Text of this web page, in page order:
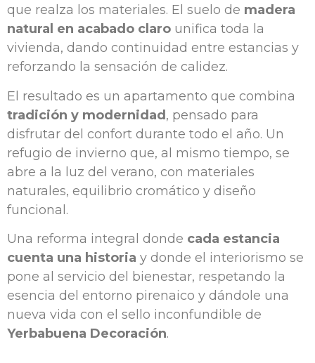
que realza los materiales. El suelo de madera
natural en acabado claro unifica toda la
vivienda, dando continuidad entre estancias y
reforzando la sensación de calidez.
El resultado es un apartamento que combina
tradición y modernidad, pensado para
disfrutar del confort durante todo el año. Un
refugio de invierno que, al mismo tiempo, se
abre a la luz del verano, con materiales
naturales, equilibrio cromático y diseño
funcional.
Una reforma integral donde cada estancia
cuenta una historia y donde el interiorismo se
pone al servicio del bienestar, respetando la
esencia del entorno pirenaico y dándole una
nueva vida con el sello inconfundible de
Yerbabuena Decoración.